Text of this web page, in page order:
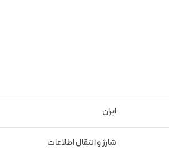
ایران
شارژ و انتقال اطلاعات